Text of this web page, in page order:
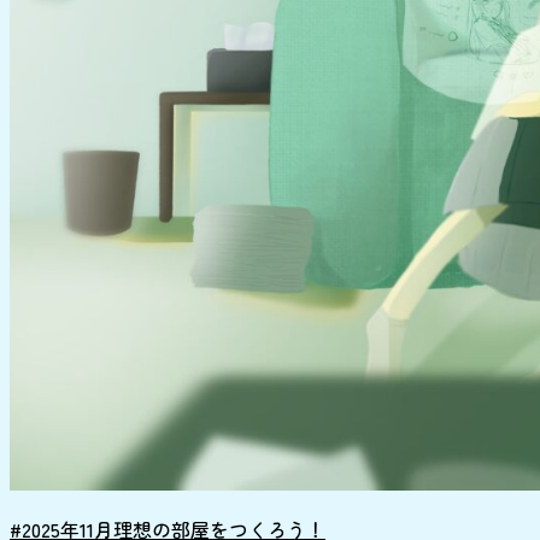
#2025年11月理想の部屋をつくろう！